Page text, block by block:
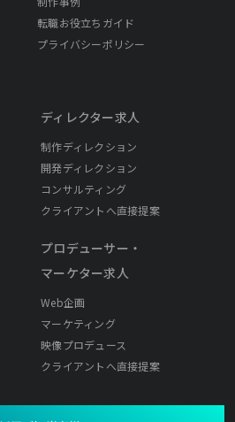
転職お役立ちガイド
プライバシーポリシー
ディレクター求人
制作ディレクション
開発ディレクション
コンサルティング
クライアントへ直接提案
プロデューサー・
マーケター求人
Web企画
マーケティング
映像プロデュース
クライアントへ直接提案